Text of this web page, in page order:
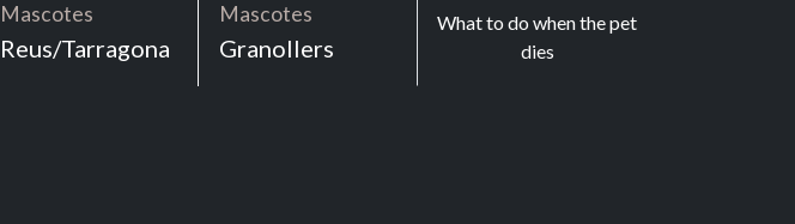
Mascotes
Reus/Tarragona
Mascotes
Granollers
What to do when the pet
dies